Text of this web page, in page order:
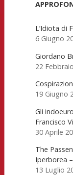
L’Idiota di
6 Giugno
Giordano
22
19 Giugno
Gli
Francisco
30 Aprile
The
Iperborea
13 Luglio